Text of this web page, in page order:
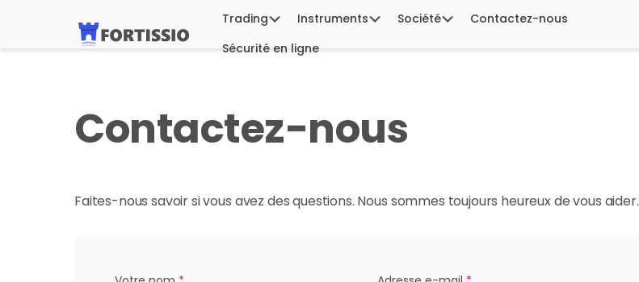
Trading Instruments Société
Contactez-nous
Sécurité en ligne
Contactez-nous
Faites-nous savoir si vous avez des questions. Nous sommes toujours heureux de vous aider.